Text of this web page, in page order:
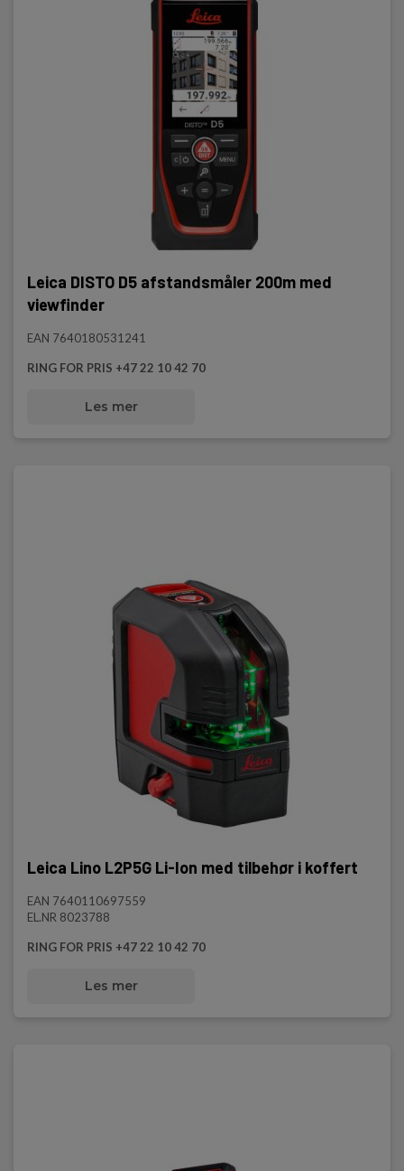
Leica DISTO D5 afstandsmåler 200m med
viewfinder
EAN 7640180531241
RING FOR PRIS +47 22 10 42 70
Les mer
Leica Lino L2P5G Li-Ion med tilbehør i koffert
EAN 7640110697559
EL.NR 8023788
RING FOR PRIS +47 22 10 42 70
Les mer